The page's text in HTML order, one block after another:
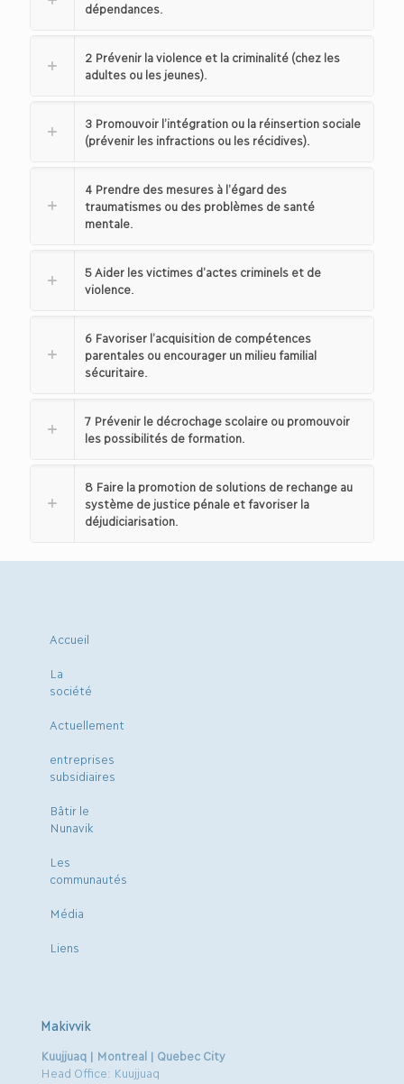
dépendances.
2 Prévenir la violence et la criminalité (chez les
adultes ou les jeunes).
3 Promouvoir l’intégration ou la réinsertion sociale
(prévenir les infractions ou les récidives).
4 Prendre des mesures à l’égard des
traumatismes ou des problèmes de santé
mentale.
5 Aider les victimes d’actes criminels et de
violence.
6 Favoriser l’acquisition de compétences
parentales ou encourager un milieu familial
sécuritaire.
7 Prévenir le décrochage scolaire ou promouvoir
les possibilités de formation.
8 Faire la promotion de solutions de rechange au
système de justice pénale et favoriser la
déjudiciarisation.
Accueil
La
société
Actuellement
entreprises
subsidiaires
Bâtir le
Nunavik
Les
communautés
Média
Liens
Makivvik
Kuujjuaq | Montreal | Quebec City
Head Office: Kuujjuaq